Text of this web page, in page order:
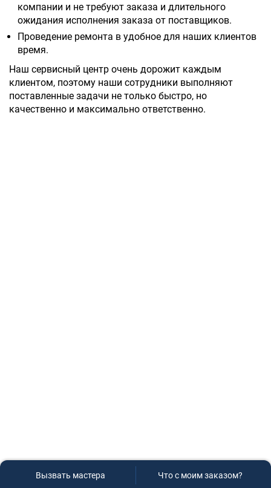
компании и не требуют заказа и длительного
ожидания исполнения заказа от поставщиков.
Проведение ремонта в удобное для наших клиентов
время.
Наш сервисный центр очень дорожит каждым
клиентом, поэтому наши сотрудники выполняют
поставленные задачи не только быстро, но
качественно и максимально ответственно.
Вызвать мастера Что с моим заказом?